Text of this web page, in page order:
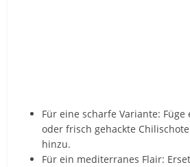
Für eine scharfe Variante: Füge
oder frisch gehackte
hinzu.
Für ein mediterranes Flair: